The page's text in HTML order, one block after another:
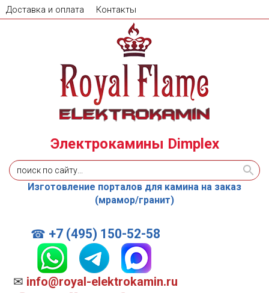
Доставка и оплата Контакты
☎ +7 (495) 150-52-58
✉ info@royal-elektrokamin.ru
Электрокамины Dimplex
Изготовление порталов для камина на заказ
(мрамор/гранит)